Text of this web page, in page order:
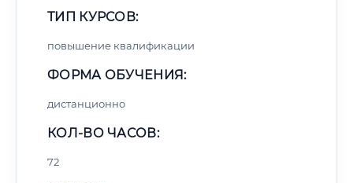
ТИП КУРСОВ:
повышение квалификации
ФОРМА ОБУЧЕНИЯ:
дистанционно
КОЛ-ВО ЧАСОВ:
72